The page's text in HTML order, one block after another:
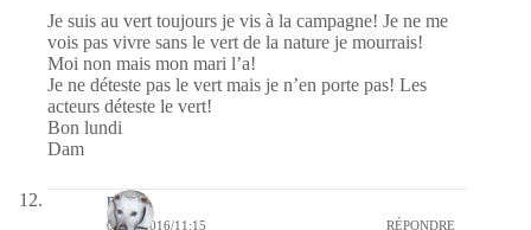
Je suis au vert toujours je vis à la campagne! Je ne me
vois pas vivre sans le vert de la nature je mourrais!
Moi non mais mon mari l’a!
Je ne déteste pas le vert mais je n’en porte pas! Les
acteurs déteste le vert!
Bon lundi
Dam
nays
04/04/2016/11:15 RÉPONDRE